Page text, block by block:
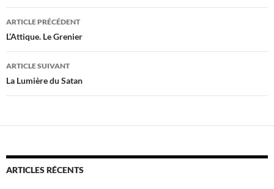
Navigation
des
articles
ARTICLE PRÉCÉDENT
L’Attique. Le Grenier
ARTICLE SUIVANT
La Lumière du Satan
ARTICLES RÉCENTS